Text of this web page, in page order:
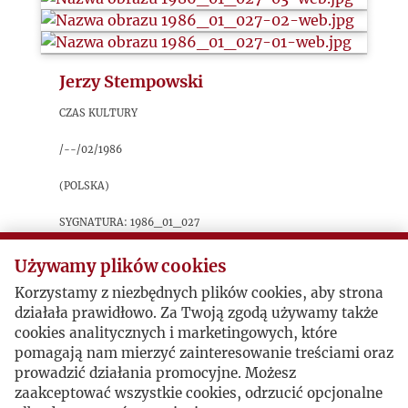
Jerzy Stempowski
Czas Kultury
/--/02/1986
(Polska)
sygnatura: 1986_01_027
Artykuł przedstawiający sylwetkę oraz
twórczość Jerzego Stempowskiego, napisany z
okazji planowanej przez ZNAK publikacji wyboru
jego esejów pochodzących z dwóch tomów
wydanych przez Instytut Literacki. Do artykułu
dołączone są fragmenty z korespondencji
Stempowskiego na temat relacji polsko-
Używamy plików cookies
Korzystamy z niezbędnych plików cookies, aby strona
działała prawidłowo. Za Twoją zgodą używamy także
cookies analitycznych i marketingowych, które
pomagają nam mierzyć zainteresowanie treściami oraz
prowadzić działania promocyjne. Możesz
zaakceptować wszystkie cookies, odrzucić opcjonalne